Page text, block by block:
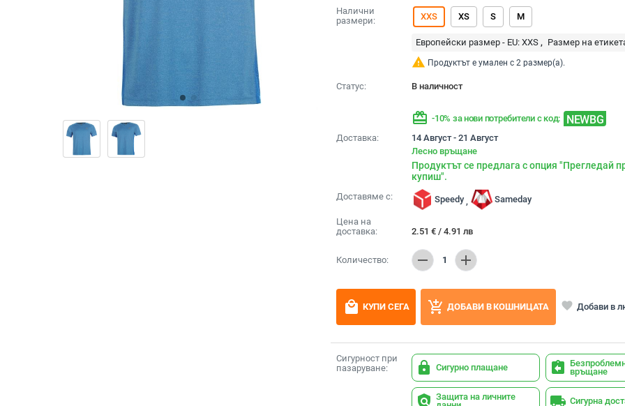
Налични
размери:
XXS XS S M
Европейски размер - EU: XXS Размер на
warning Продуктът е умален с 2 размер(а).
Статус: В наличност
redeem -10% за нови потребители с код: NEWBG
Доставка:
14 Август - 21 Август
Лесно връщане
Продуктът се предлага с опция "Прегледай
купиш".
Доставяме с: Speedy , Sameday
Цена на
доставка:
2.51 € / 4.91 лв
Количество: remove 1 add
local_mall КУПИ СЕГА add_shopping_cart ДОБАВИ В КОШНИЦАТА favorite Добави в
Сигурност при
пазаруване:
lock Сигурно плащане assignment_return връщане
policy Защита на личните
local_shipping Сигурна